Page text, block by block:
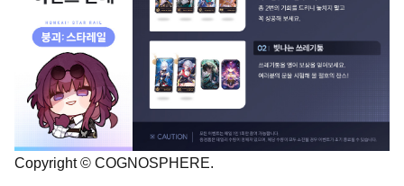
Copyright © COGNOSPHERE.